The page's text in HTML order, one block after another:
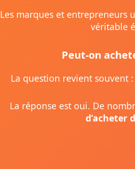
Les marques et entrepreneurs
véritable
Peut-on
La question revient souvent :
La réponse est oui. De
d’acheter